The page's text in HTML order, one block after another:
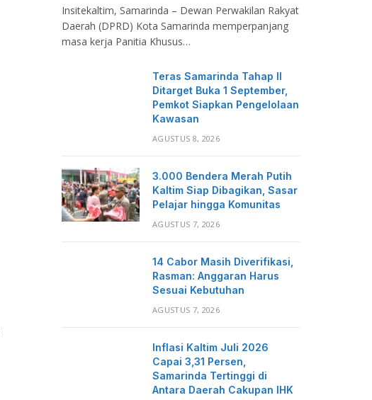
Insitekaltim, Samarinda – Dewan Perwakilan Rakyat
Daerah (DPRD) Kota Samarinda memperpanjang
masa kerja Panitia Khusus…
Teras Samarinda Tahap II
Ditarget Buka 1 September,
Pemkot Siapkan Pengelolaan
Kawasan
AGUSTUS 8, 2026
3.000 Bendera Merah Putih
Kaltim Siap Dibagikan, Sasar
Pelajar hingga Komunitas
AGUSTUS 7, 2026
14 Cabor Masih Diverifikasi,
Rasman: Anggaran Harus
Sesuai Kebutuhan
AGUSTUS 7, 2026
Inflasi Kaltim Juli 2026
Capai 3,31 Persen,
Samarinda Tertinggi di
Antara Daerah Cakupan IHK